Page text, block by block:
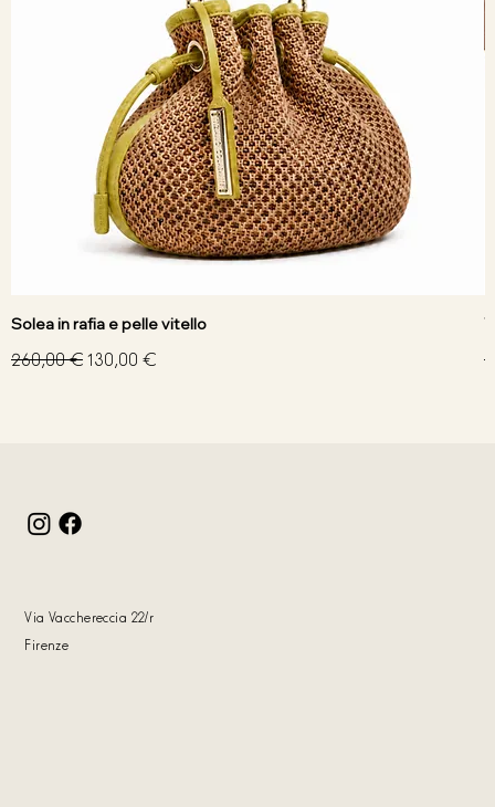
Solea in rafia e pelle vitello
Prezzo regolare
260,00 €Prezzo scontato
130,00 €
Via Vacchereccia 22/r
Firenze